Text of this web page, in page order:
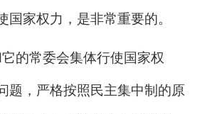
国家权力，是非常重要的。
的常委会集体行使国家权
题，严格按照民主集中制的原